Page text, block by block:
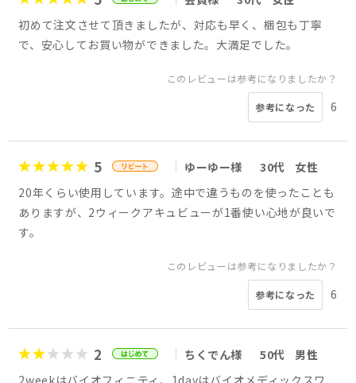
初めて注文させて頂きましたが、対応も早く、梱包も丁寧
で、安心してお買い物ができました。大満足でした。
このレビューは参考になりましたか？
参考になった 6
5 ゆーゆー様 30代
女性
20年くらい使用しています。途中で違うものを使ったことも
ありますが、2ウィークアキュビューが1番使い心地が良いで
す。
このレビューは参考になりましたか？
参考になった 6
2 ちくでん様 50代
男性